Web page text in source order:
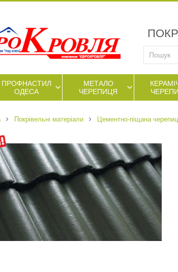
ПРОФНАСТИЛ
ОДЕСА
МЕТАЛО
ЧЕРЕПИЦЯ
Покрівельні матеріали Цементно-піщана